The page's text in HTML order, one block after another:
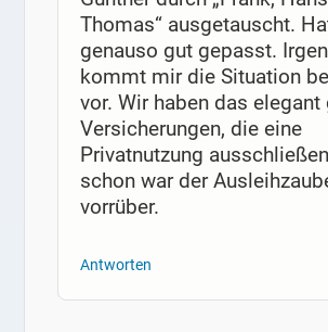
Thomas“ ausgetauscht.
genauso gut gepasst.
kommt mir die Situation
vor. Wir haben das elegant
Versicherungen, die eine
Privatnutzung
schon war der
vorrüber.
Antworten